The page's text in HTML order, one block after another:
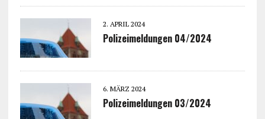
2. APRIL 2024
Polizeimeldungen 04/2024
6. MÄRZ 2024
Polizeimeldungen 03/2024